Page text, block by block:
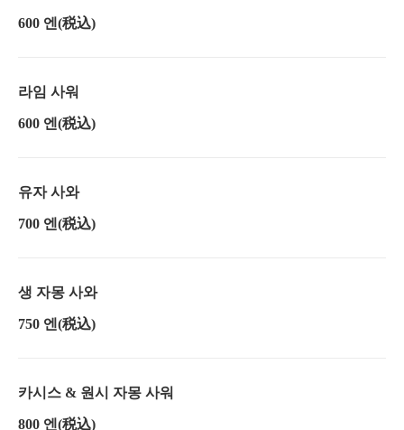
600 엔 (税込)
라임 사워
600 엔 (税込)
유자 사와
700 엔 (税込)
생 자몽 사와
750 엔 (税込)
카시스 & 원시 자몽 사워
800 엔 (税込)